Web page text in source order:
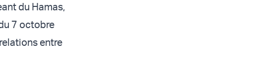
du Hamas,
7 octobre
entre